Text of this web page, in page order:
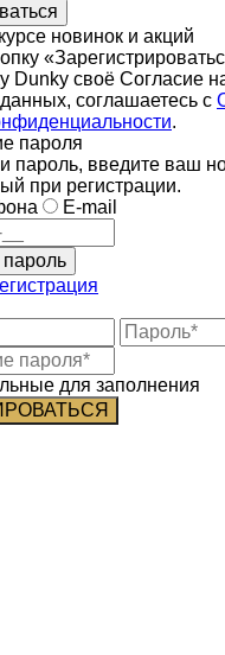
новинок и акций
Dunky своё Согласие
соглашаетесь с
.
пароля
пароль, введите ваш
при регистрации.
E-mail
пароль
для заполнения